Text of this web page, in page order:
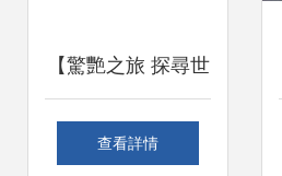
【驚艷之旅 探尋世
jie級工廠哈弗徐水
查看詳情